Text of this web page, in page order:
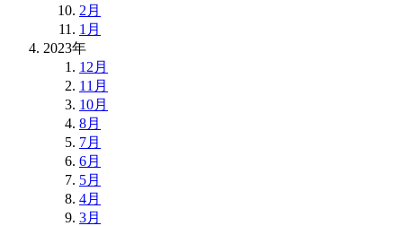
2月
1月
2023年
12月
11月
10月
8月
7月
6月
5月
4月
3月